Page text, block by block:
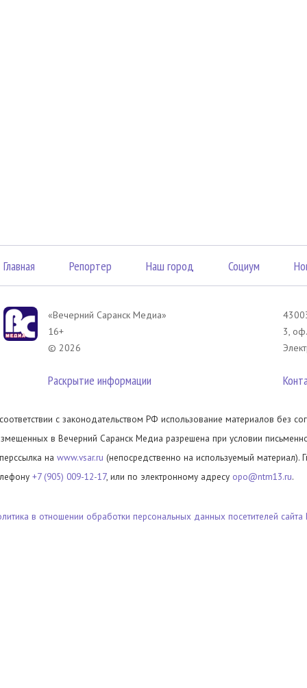
Главная Репортер Наш город Социум
«Вечерний Саранск Mедиа»
16+
© 2026
Раскрытие информации
3,
с законодательством РФ использование материалов без
в Вечерний Саранск Медиа разрешена при условии
на www.vsar.ru (непосредственно на используемый материал).
+7 (905) 009-12-17, или по электронному адресу opo@ntm13.ru.
в отношении обработки персональных данных посетителей